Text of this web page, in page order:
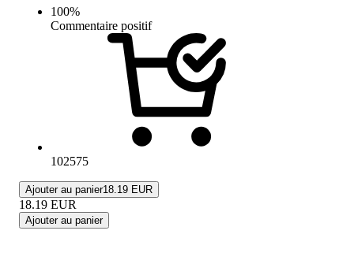
100%
Commentaire positif
102575
Ajouter au panier18.19 EUR
18.19 EUR
Ajouter au panier